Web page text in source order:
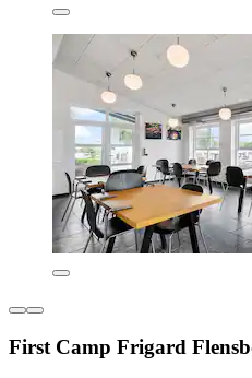
First Camp Frigard